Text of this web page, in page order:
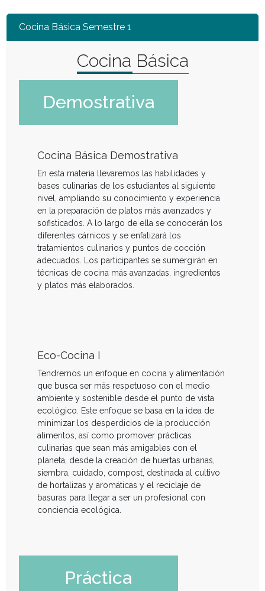
Cocina Básica Semestre 1
Cocina Básica
Demostrativa
Cocina Básica Demostrativa
En esta materia llevaremos las habilidades y
bases culinarias de los estudiantes al siguiente
nivel, ampliando su conocimiento y experiencia
en la preparación de platos más avanzados y
sofisticados. A lo largo de ella se conocerán los
diferentes cárnicos y se enfatizará los
tratamientos culinarios y puntos de cocción
adecuados. Los participantes se sumergirán en
técnicas de cocina más avanzadas, ingredientes
y platos más elaborados.
Eco-Cocina I
Tendremos un enfoque en cocina y alimentación
que busca ser más respetuoso con el medio
ambiente y sostenible desde el punto de vista
ecológico. Este enfoque se basa en la idea de
minimizar los desperdicios de la producción
alimentos, así como promover prácticas
culinarias que sean más amigables con el
planeta, desde la creación de huertas urbanas,
siembra, cuidado, compost, destinada al cultivo
de hortalizas y aromáticas y el reciclaje de
basuras para llegar a ser un profesional con
conciencia ecológica.
Práctica